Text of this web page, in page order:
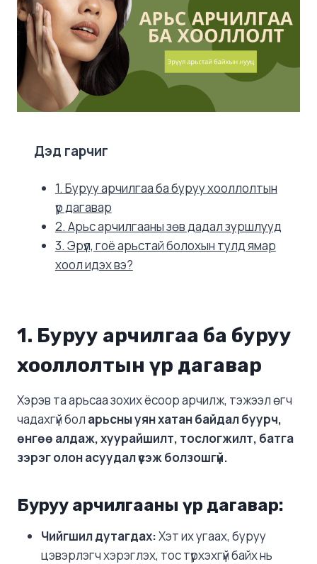
Дэд гарчиг
1. Буруу арчилгаа ба буруу хооллолтын
үр дагавар
2. Арьс арчилгааны зөв дадал зуршлууд
3. Эрүүл, гоё арьстай болохын тулд ямар
хоол идэх вэ?
1. Буруу арчилгаа ба буруу
хооллолтын үр дагавар
Хэрэв та арьсаа зохих ёсоор арчилж, тэжээл өгч
чадахгүй бол арьсны уян хатан байдал буурч,
өнгөө алдаж, хуурайшилт, тослогжилт, батга
зэрэг олон асуудал үүсэж болзошгүй.
Буруу арчилгааны үр дагавар:
Чийгшил дутагдах:Хэт их угаах, буруу
цэвэрлэгч хэрэглэх, тос түрхэхгүй байх нь